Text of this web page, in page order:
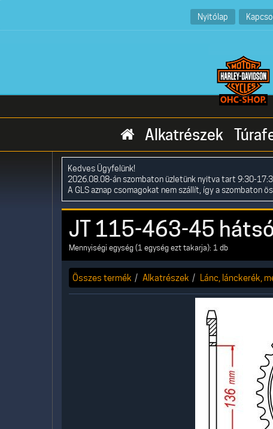
Nyitólap
Alkatrészek
Kedves Ügyfelünk!
2026.08.08-án szombaton üzletünk nyitva tart 9:30-
A GLS aznap csomagokat nem szállít, így a
JT 115-463-45
Mennyiségi egység (1 egység ezt takarja): 1 db
Összes termék Alkatrészek Lánc, lánckerék,